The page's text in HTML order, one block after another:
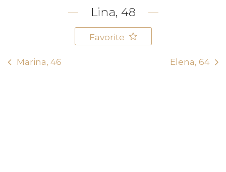
Lina, 48
Favorite
Marina, 46 Elena, 64